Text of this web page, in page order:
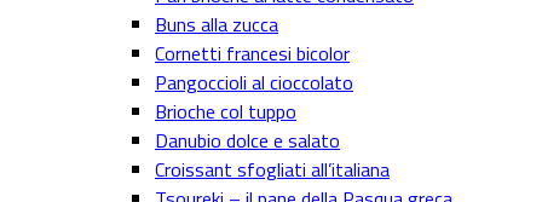
Buns alla zucca
Cornetti francesi bicolor
Pangoccioli al cioccolato
Brioche col tuppo
Danubio dolce e salato
Croissant sfogliati all’italiana